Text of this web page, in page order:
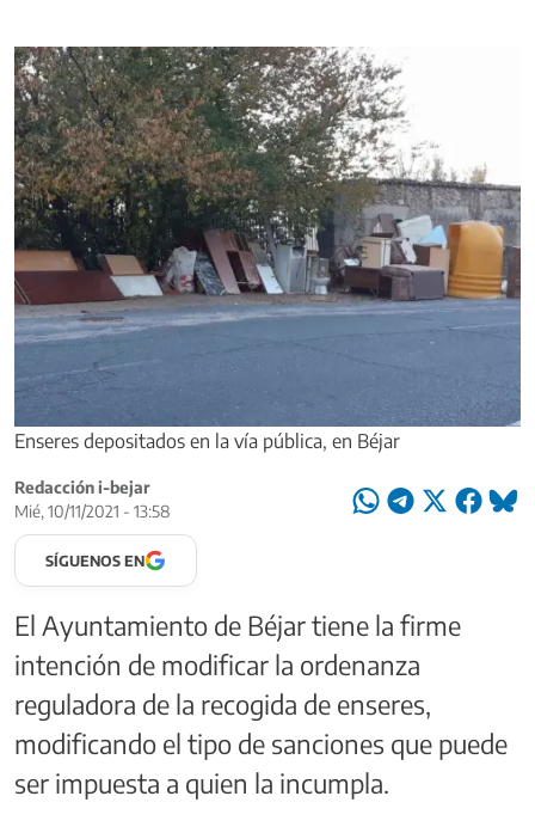
Enseres depositados en la vía pública, en Béjar
Redacción i-bejar
Mié, 10/11/2021 - 13:58
SÍGUENOS EN
El Ayuntamiento de Béjar tiene la firme
intención de modificar la ordenanza
reguladora de la recogida de enseres,
modificando el tipo de sanciones que puede
ser impuesta a quien la incumpla.